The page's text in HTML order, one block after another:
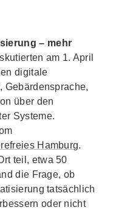
– mehr
am 1. April
digitale
Gebärdensprache,
über den
Systeme.
Hamburg.
teil, etwa 50
die Frage, ob
tatsächlich
oder nicht